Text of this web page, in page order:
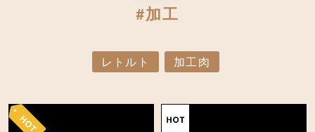
#加工
レトルト 加工肉